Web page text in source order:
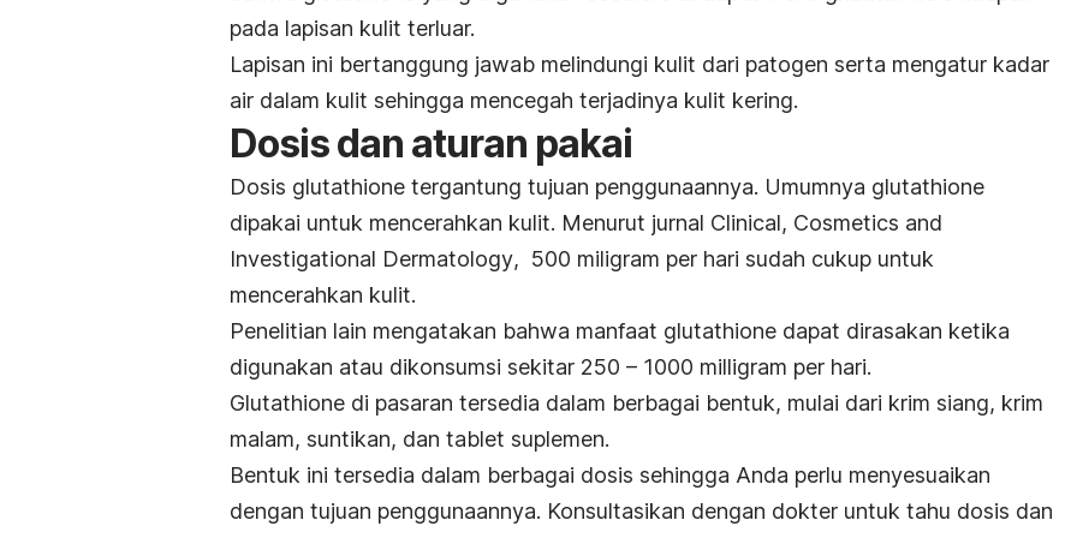
pada lapisan kulit terluar.
Lapisan ini bertanggung jawab melindungi kulit dari patogen serta mengatur kadar
air dalam kulit sehingga mencegah terjadinya kulit kering.
Dosis dan aturan pakai
Dosis glutathione tergantung tujuan penggunaannya. Umumnya glutathione
dipakai untuk mencerahkan kulit. Menurut jurnal Clinical, Cosmetics and
Investigational Dermatology, 500 miligram per hari sudah cukup untuk
mencerahkan kulit.
Penelitian lain mengatakan bahwa manfaat glutathione dapat dirasakan ketika
digunakan atau dikonsumsi sekitar 250 – 1000 milligram per hari.
Glutathione di pasaran tersedia dalam berbagai bentuk, mulai dari krim siang, krim
malam, suntikan, dan tablet suplemen.
Bentuk ini tersedia dalam berbagai dosis sehingga Anda perlu menyesuaikan
dengan tujuan penggunaannya. Konsultasikan dengan dokter untuk tahu dosis dan